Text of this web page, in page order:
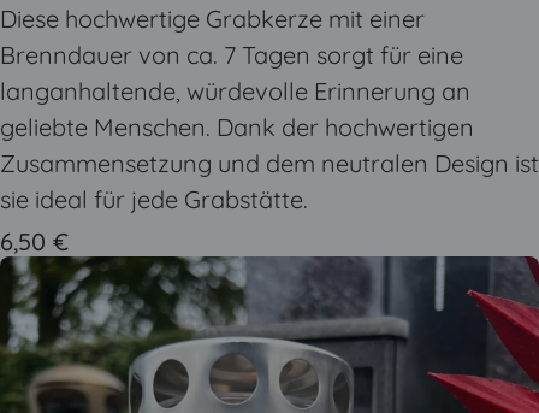
Diese hochwertige Grabkerze mit einer
Brenndauer von ca. 7 Tagen sorgt für eine
langanhaltende, würdevolle Erinnerung an
geliebte Menschen. Dank der hochwertigen
Zusammensetzung und dem neutralen Design ist
sie ideal für jede Grabstätte.
6,50 €